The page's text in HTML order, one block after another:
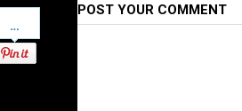
Pinterest POST YOUR COMMENT